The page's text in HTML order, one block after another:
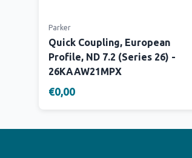
Parker
Quick Coupling, European
Profile, ND 7.2 (Series 26) -
26KAAW21MPX
€0,00